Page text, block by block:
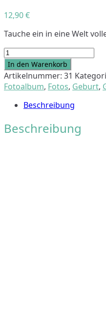
12,90€
Tauche ein in eine Welt
Explosionsbox
"Fotos"
Menge
In den Warenkorb
Artikelnummer: 31
Fotoalbum, Fotos, Geburt,
Beschreibung
Beschreibung